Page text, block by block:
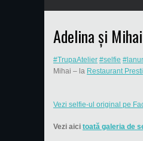
Adelina și Mihai
#TrupaAtelier #selfie
Mihai – la Restaurant
Vezi selfie-ul original pe
Vezi aici toată galeria de